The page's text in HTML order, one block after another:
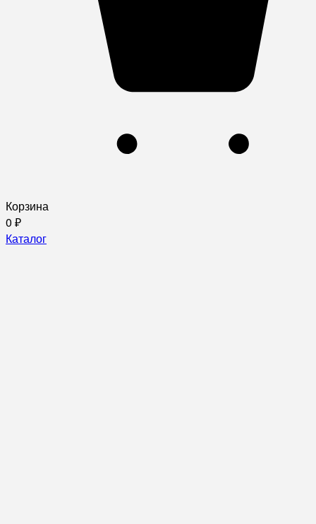
Корзина
0 ₽
Каталог